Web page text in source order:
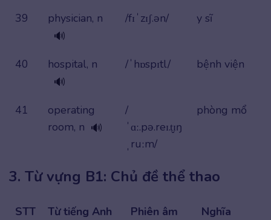
39
physician, n
🔊
/fɪˈzɪʃ.ən/ y sĩ
40
hospital, n
🔊
/ˈhɒspɪtl/ bệnh viện
41
operating
room, n 🔊
/
ˈɑː.pə.reɪ.t̬ɪŋ
ˌruːm/
phòng mổ
3. Từ vựng B1: Chủ đề thể thao
STT Từ tiếng Anh Phiên âm
Nghĩa